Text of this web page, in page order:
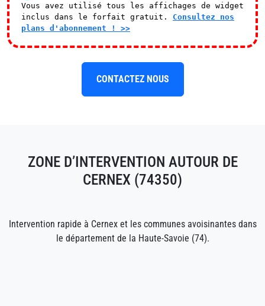
Vous avez utilisé tous les affichages de widget
inclus dans le forfait gratuit. Consultez nos
plans d'abonnement ! >>
CONTACTEZ NOUS
ZONE D’INTERVENTION AUTOUR DE
CERNEX (74350)
Intervention rapide à Cernex et les communes avoisinantes dans
le département de la Haute-Savoie (74).